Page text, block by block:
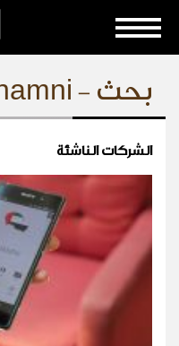
بحث - Efhamni
الشركات الناشئة